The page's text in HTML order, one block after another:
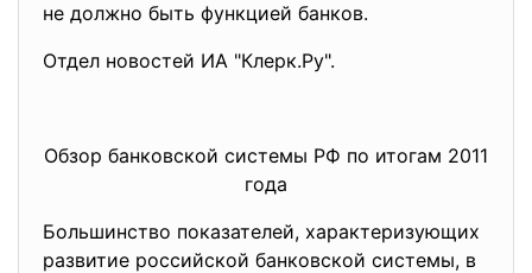
не должно быть функцией банков.
Отдел новостей ИА "Клерк.Ру".
Обзор банковской системы РФ по итогам 2011
года
Большинство показателей, характеризующих
развитие российской банковской системы, в